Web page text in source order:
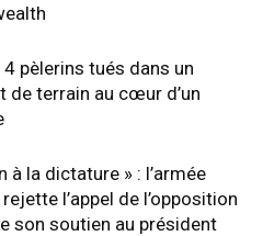
pèlerins tués dans un
de terrain au cœur d’un
à la dictature » : l’armée
l’appel de l’opposition
son soutien au président